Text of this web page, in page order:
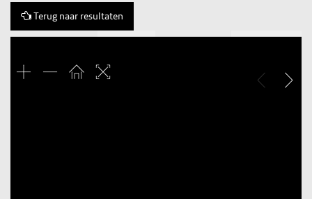
Terug naar resultaten